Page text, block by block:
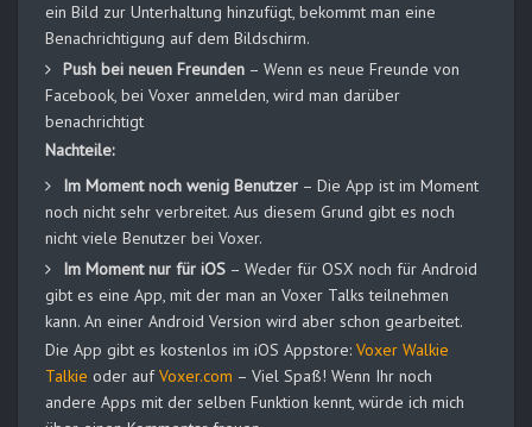
ein Bild zur Unterhaltung hinzufügt, bekommt man eine
Benachrichtigung auf dem Bildschirm.
Push bei neuen Freunden – Wenn es neue Freunde von
Facebook, bei Voxer anmelden, wird man darüber
benachrichtigt
Nachteile:
Im Moment noch wenig Benutzer – Die App ist im Moment
noch nicht sehr verbreitet. Aus diesem Grund gibt es noch
nicht viele Benutzer bei Voxer.
Im Moment nur für iOS – Weder für OSX noch für Android
gibt es eine App, mit der man an Voxer Talks teilnehmen
kann. An einer Android Version wird aber schon gearbeitet.
Die App gibt es kostenlos im iOS Appstore: Voxer Walkie
Talkie oder aufVoxer.com – Viel Spaß! Wenn Ihr noch
andere Apps mit der selben Funktion kennt, würde ich mich